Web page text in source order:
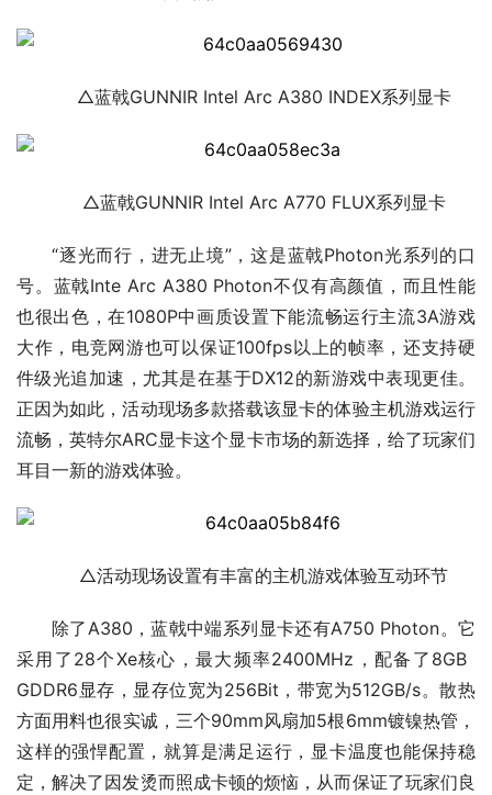
△蓝戟GUNNIR Intel Arc A380 INDEX系列显卡
△蓝戟GUNNIR Intel Arc A770 FLUX系列显卡
“逐光而行，进无止境”，这是蓝戟Photon光系列的口
号。蓝戟Inte Arc A380 Photon不仅有高颜值，而且性能
也很出色，在1080P中画质设置下能流畅运行主流3A游戏
大作，电竞网游也可以保证100fps以上的帧率，还支持硬
件级光追加速，尤其是在基于DX12的新游戏中表现更佳。
正因为如此，活动现场多款搭载该显卡的体验主机游戏运行
流畅，英特尔ARC显卡这个显卡市场的新选择，给了玩家们
耳目一新的游戏体验。
△活动现场设置有丰富的主机游戏体验互动环节
除了A380，蓝戟中端系列显卡还有A750 Photon。它
采用了28个Xe核心，最大频率2400MHz，配备了8GB
GDDR6显存，显存位宽为256Bit，带宽为512GB/s。散热
方面用料也很实诚，三个90mm风扇加5根6mm镀镍热管，
这样的强悍配置，就算是满足运行，显卡温度也能保持稳
定，解决了因发烫而照成卡顿的烦恼，从而保证了玩家们良